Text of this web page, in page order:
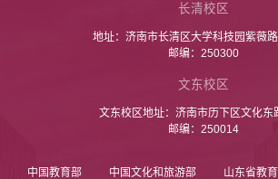
长清校区
地址：济南市长清区大学科技园紫薇
邮编：250300
文东校区
文东校区地址：济南市历下区文化东
邮编：250014
中国教育部 中国文化和旅游部 山东省教